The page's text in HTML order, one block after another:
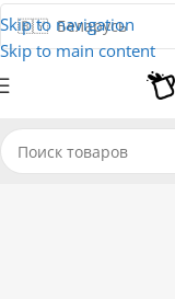
Skip to navigation
Skip to main content